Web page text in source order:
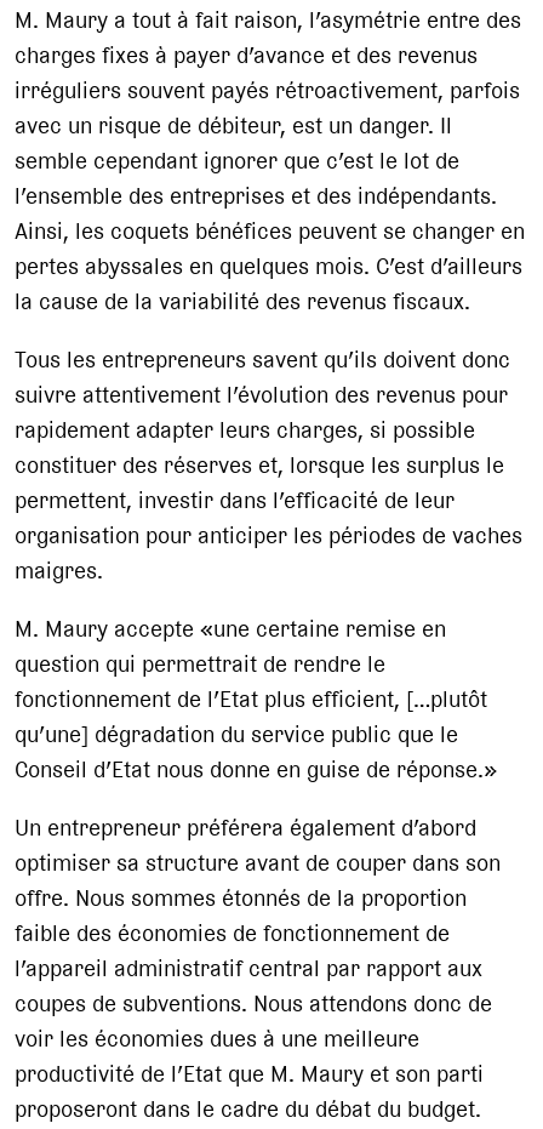
M. Maury a tout à fait raison, l’asymétrie entre des
charges fixes à payer d’avance et des revenus
irréguliers souvent payés rétroactivement, parfois
avec un risque de débiteur, est un danger. Il
semble cependant ignorer que c’est le lot de
l’ensemble des entreprises et des indépendants.
Ainsi, les coquets bénéfices peuvent se changer en
pertes abyssales en quelques mois. C’est d’ailleurs
la cause de la variabilité des revenus fiscaux.
Tous les entrepreneurs savent qu’ils doivent donc
suivre attentivement l’évolution des revenus pour
rapidement adapter leurs charges, si possible
constituer des réserves et, lorsque les surplus le
permettent, investir dans l’efficacité de leur
organisation pour anticiper les périodes de vaches
maigres.
M. Maury accepte «une certaine remise en
question qui permettrait de rendre le
fonctionnement de l’Etat plus efficient, […plutôt
qu’une] dégradation du service public que le
Conseil d’Etat nous donne en guise de réponse.»
Un entrepreneur préférera également d’abord
optimiser sa structure avant de couper dans son
offre. Nous sommes étonnés de la proportion
faible des économies de fonctionnement de
l’appareil administratif central par rapport aux
coupes de subventions. Nous attendons donc de
voir les économies dues à une meilleure
productivité de l’Etat que M. Maury et son parti
proposeront dans le cadre du débat du budget.